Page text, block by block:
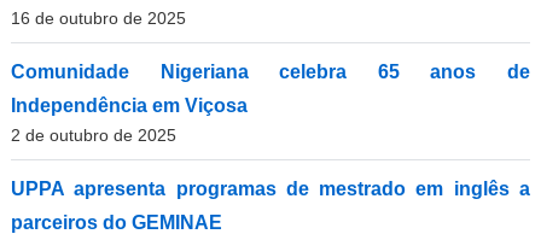
16 de outubro de 2025
Comunidade Nigeriana celebra 65 anos de
Independência em Viçosa
2 de outubro de 2025
UPPA apresenta programas de mestrado em inglês a
parceiros do GEMINAE